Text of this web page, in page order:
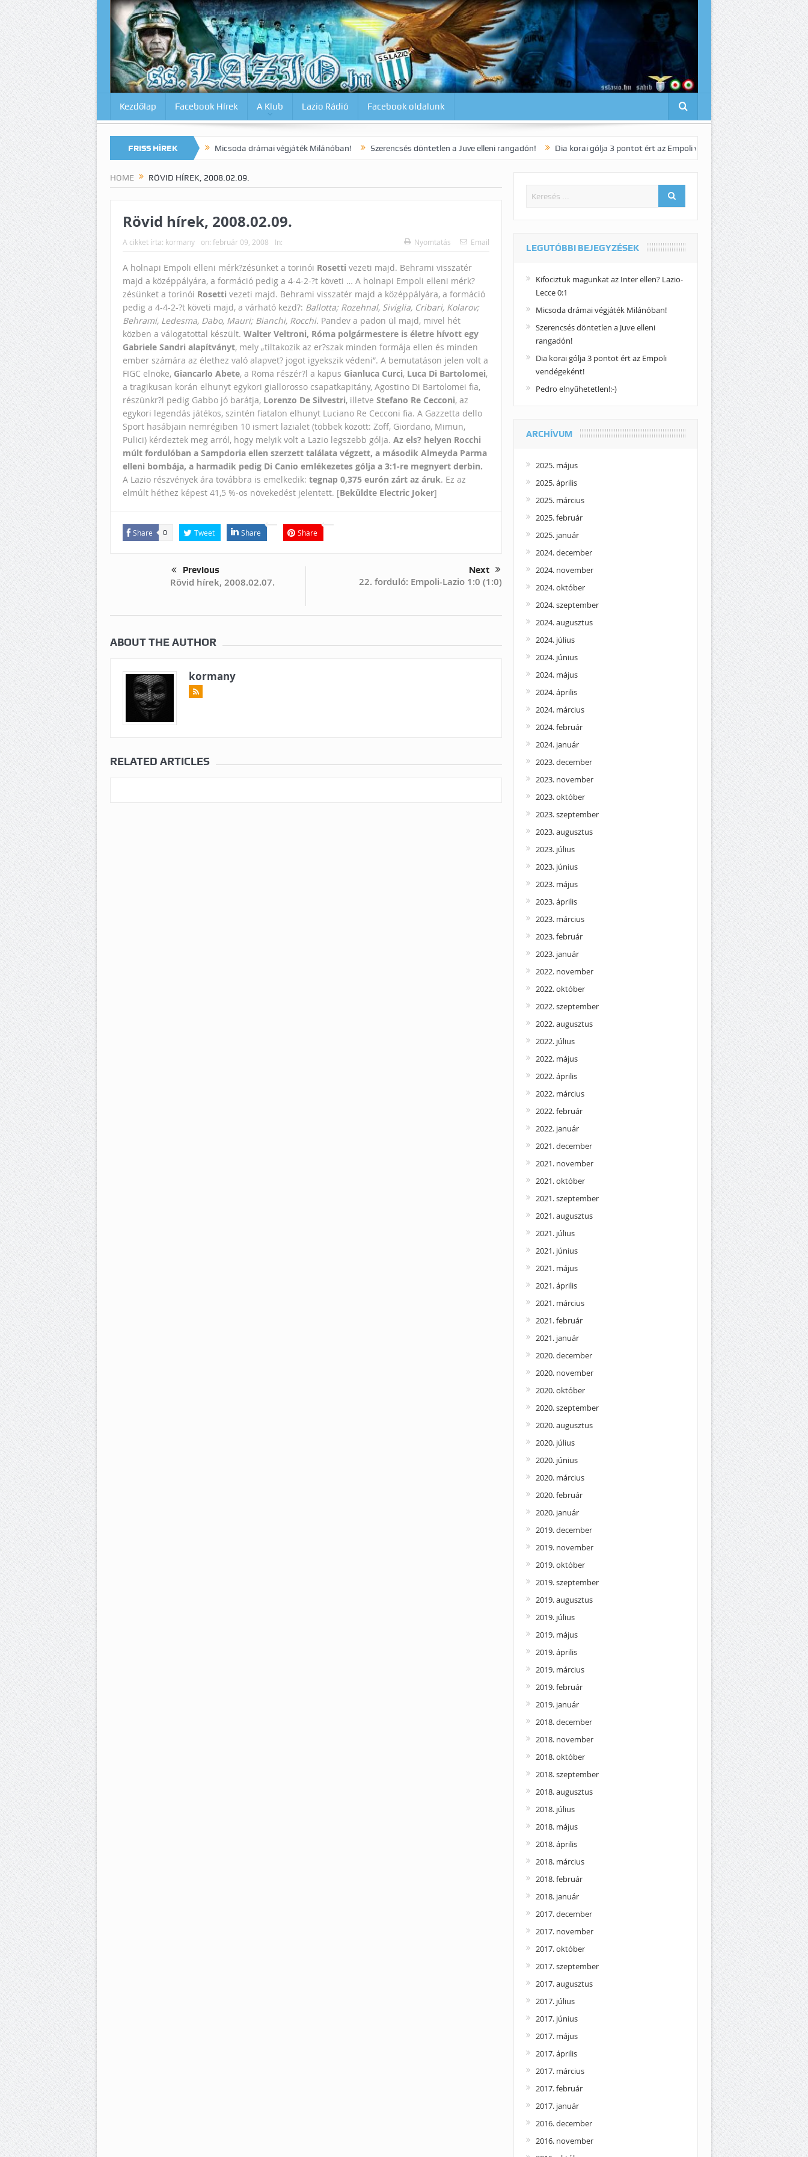
Kezdőlap Facebook Hírek A Klub Lazio Rádió Facebook oldalunk
FRISS HÍREK
az Inter ellen? Lazio-Lecce 0:1 Micsoda drámai végjáték Milánóban! Szerencsés döntetlen a Juve elleni rangadón! Dia korai gólja 3 pontot ért az Empoli vendégeként! Pedro elnyűhetetlen!:-)
HOME RÖVID HÍREK, 2008.02.09.
Rövid hírek, 2008.02.09.
A cikket írta: kormany on: február 09, 2008 In: Nyomtatás Email
A holnapi Empoli elleni mérk?zésünket a torinói Rosetti vezeti majd. Behrami visszatér
majd a középpályára, a formáció pedig a 4-4-2-?t követi … A holnapi Empoli elleni mérk?
zésünket a torinói Rosetti vezeti majd. Behrami visszatér majd a középpályára, a formáció
pedig a 4-4-2-?t követi majd, a várható kezd?: Ballotta; Rozehnal, Siviglia, Cribari, Kolarov;
Behrami, Ledesma, Dabo, Mauri; Bianchi, Rocchi. Pandev a padon ül majd, mivel hét
közben a válogatottal készült. Walter Veltroni, Róma polgármestere is életre hívott egy
Gabriele Sandri alapítványt, mely „tiltakozik az er?szak minden formája ellen és minden
ember számára az élethez való alapvet? jogot igyekszik védeni”. A bemutatáson jelen volt a
FIGC elnöke, Giancarlo Abete, a Roma részér?l a kapus Gianluca Curci, Luca Di Bartolomei,
a tragikusan korán elhunyt egykori giallorosso csapatkapitány, Agostino Di Bartolomei fia,
részünkr?l pedig Gabbo jó barátja, Lorenzo De Silvestri, illetve Stefano Re Cecconi, az
egykori legendás játékos, szintén fiatalon elhunyt Luciano Re Cecconi fia. A Gazzetta dello
Sport hasábjain nemrégiben 10 ismert lazialet (többek között: Zoff, Giordano, Mimun,
Pulici) kérdeztek meg arról, hogy melyik volt a Lazio legszebb gólja. Az els? helyen Rocchi
múlt fordulóban a Sampdoria ellen szerzett találata végzett, a második Almeyda Parma
elleni bombája, a harmadik pedig Di Canio emlékezetes gólja a 3:1-re megnyert derbin.
A Lazio részvények ára továbbra is emelkedik: tegnap 0,375 eurón zárt az áruk. Ez az
elmúlt héthez képest 41,5 %-os növekedést jelentett. [Beküldte Electric Joker]
Share 0 Tweet Share Share
Previous
Rövid hírek, 2008.02.07.
Next
22. forduló: Empoli-Lazio 1:0 (1:0)
ABOUT THE AUTHOR
kormany
RELATED ARTICLES
LEGUTÓBBI BEJEGYZÉSEK
Kifociztuk magunkat az Inter ellen? Lazio-
Lecce 0:1
Micsoda drámai végjáték Milánóban!
Szerencsés döntetlen a Juve elleni
rangadón!
Dia korai gólja 3 pontot ért az Empoli
vendégeként!
Pedro elnyűhetetlen!:-)
ARCHÍVUM
2025. május
2025. április
2025. március
2025. február
2025. január
2024. december
2024. november
2024. október
2024. szeptember
2024. augusztus
2024. július
2024. június
2024. május
2024. április
2024. március
2024. február
2024. január
2023. december
2023. november
2023. október
2023. szeptember
2023. augusztus
2023. július
2023. június
2023. május
2023. április
2023. március
2023. február
2023. január
2022. november
2022. október
2022. szeptember
2022. augusztus
2022. július
2022. május
2022. április
2022. március
2022. február
2022. január
2021. december
2021. november
2021. október
2021. szeptember
2021. augusztus
2021. július
2021. június
2021. május
2021. április
2021. március
2021. február
2021. január
2020. december
2020. november
2020. október
2020. szeptember
2020. augusztus
2020. július
2020. június
2020. március
2020. február
2020. január
2019. december
2019. november
2019. október
2019. szeptember
2019. augusztus
2019. július
2019. május
2019. április
2019. március
2019. február
2019. január
2018. december
2018. november
2018. október
2018. szeptember
2018. augusztus
2018. július
2018. május
2018. április
2018. március
2018. február
2018. január
2017. december
2017. november
2017. október
2017. szeptember
2017. augusztus
2017. július
2017. június
2017. május
2017. április
2017. március
2017. február
2017. január
2016. december
2016. november